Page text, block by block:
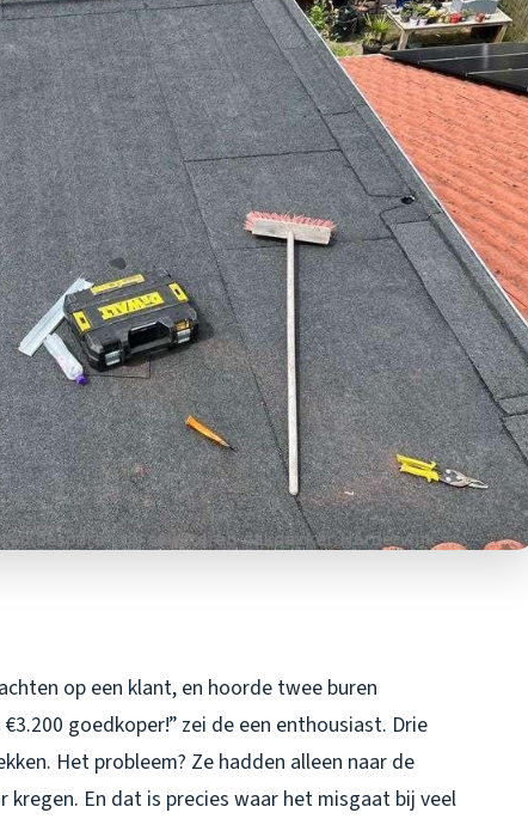
op een klant, en hoorde twee buren
€3.200 goedkoper!” zei de een enthousiast. Drie
Het probleem? Ze hadden alleen naar de
En dat is precies waar het misgaat bij veel